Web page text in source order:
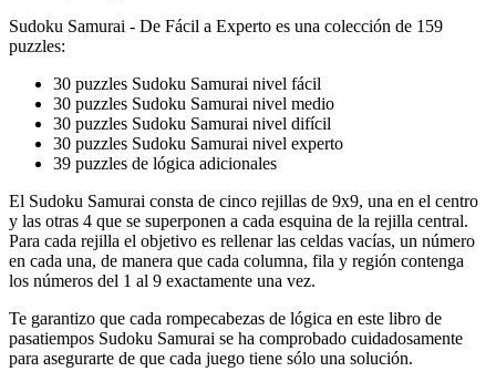
Sudoku Samurai - De Fácil a Experto es una colección de 159
puzzles:
30 puzzles Sudoku Samurai nivel fácil
30 puzzles Sudoku Samurai nivel medio
30 puzzles Sudoku Samurai nivel difícil
30 puzzles Sudoku Samurai nivel experto
39 puzzles de lógica adicionales
El Sudoku Samurai consta de cinco rejillas de 9x9, una en el centro
y las otras 4 que se superponen a cada esquina de la rejilla central.
Para cada rejilla el objetivo es rellenar las celdas vacías, un número
en cada una, de manera que cada columna, fila y región contenga
los números del 1 al 9 exactamente una vez.
Te garantizo que cada rompecabezas de lógica en este libro de
pasatiempos Sudoku Samurai se ha comprobado cuidadosamente
para asegurarte de que cada juego tiene sólo una solución.